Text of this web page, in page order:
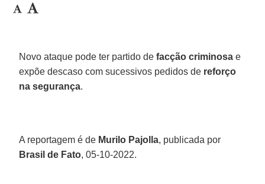
Novo ataque pode ter partido defacção criminosa e
expõe descaso com sucessivos pedidos de reforço
na segurança.
A reportagem é de Murilo Pajolla, publicada por
Brasil de Fato, 05-10-2022.